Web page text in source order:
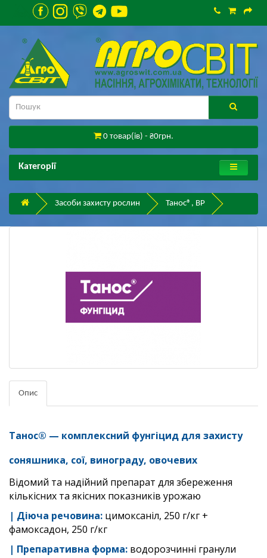
0 товар(ів) - ₴0грн.
Категорії
Засоби захисту рослин Танос®, ВР
Опис
Танос® — комплексний фунгіцид для захисту
соняшника, сої, винограду, овочевих
Відомий та надійний препарат для збереження
кількісних та якісних показників урожаю
| Діюча речовина: цимоксаніл, 250 г/кг +
фамоксадон, 250 г/кг
| Препаративна форма: водорозчинні гранули